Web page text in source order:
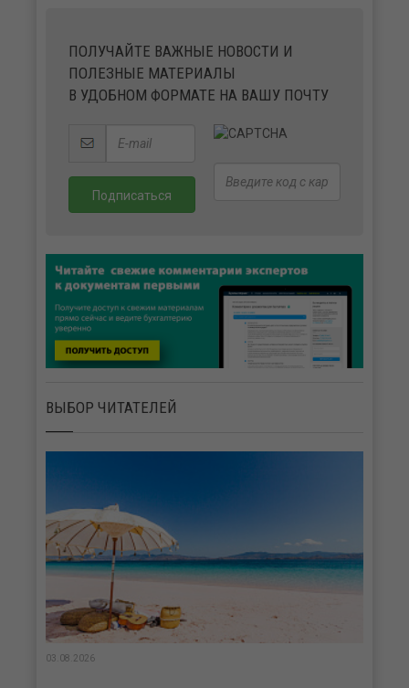
ПОЛУЧАЙТЕ ВАЖНЫЕ НОВОСТИ И
ПОЛЕЗНЫЕ МАТЕРИАЛЫ
В УДОБНОМ ФОРМАТЕ НА ВАШУ ПОЧТУ
ВЫБОР ЧИТАТЕЛЕЙ
03.08.2026